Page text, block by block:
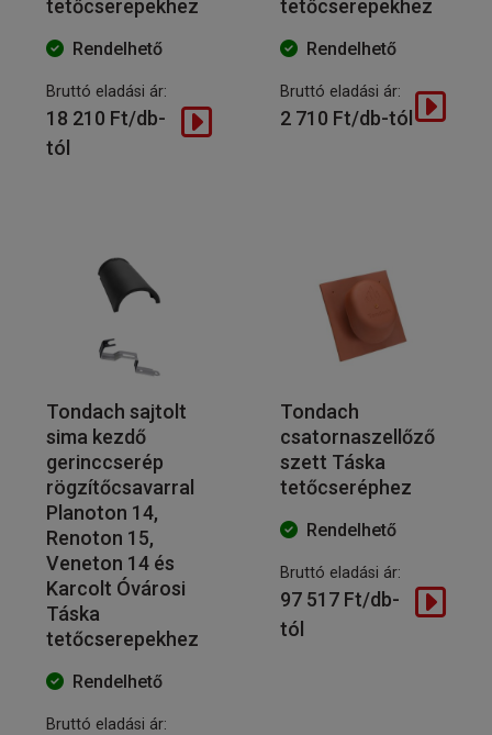
tetőcserepekhez
Rendelhető
Bruttó eladási ár:
18 210 Ft/db-
tól
tetőcserepekhez
Rendelhető
Bruttó eladási ár:
2 710 Ft/db-tól
Tondach sajtolt
sima kezdő
gerinccserép
rögzítőcsavarral
Planoton 14,
Renoton 15,
Veneton 14 és
Karcolt Óvárosi
Táska
tetőcserepekhez
Rendelhető
Bruttó eladási ár:
Tondach
csatornaszellőző
szett Táska
tetőcseréphez
Rendelhető
Bruttó eladási ár:
97 517 Ft/db-
tól